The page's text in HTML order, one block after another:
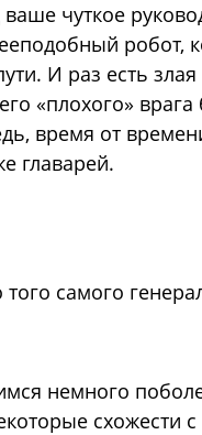
чуткое
робот,
И раз есть
«плохого» врага
время от
главарей.
самого
немного
схожести